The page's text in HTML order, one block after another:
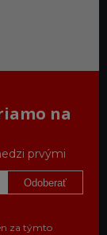
na
prvými
Odoberať
za týmto